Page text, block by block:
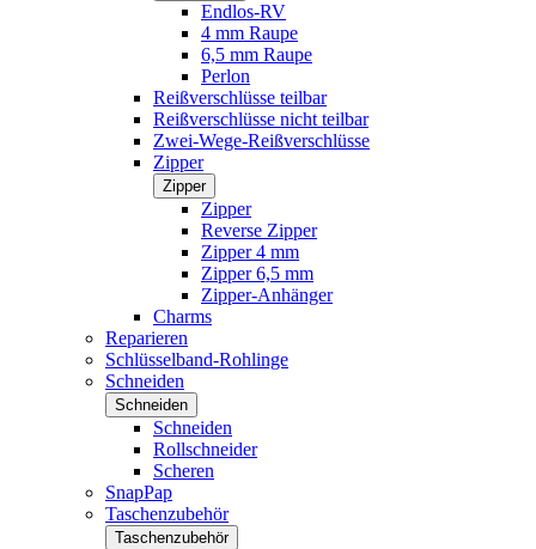
Endlos-RV
4 mm Raupe
6,5 mm Raupe
Perlon
Reißverschlüsse teilbar
Reißverschlüsse nicht teilbar
Zwei-Wege-Reißverschlüsse
Zipper
Zipper
Zipper
Reverse Zipper
Zipper 4 mm
Zipper 6,5 mm
Zipper-Anhänger
Charms
Reparieren
Schlüsselband-Rohlinge
Schneiden
Schneiden
Schneiden
Rollschneider
Scheren
SnapPap
Taschenzubehör
Taschenzubehör